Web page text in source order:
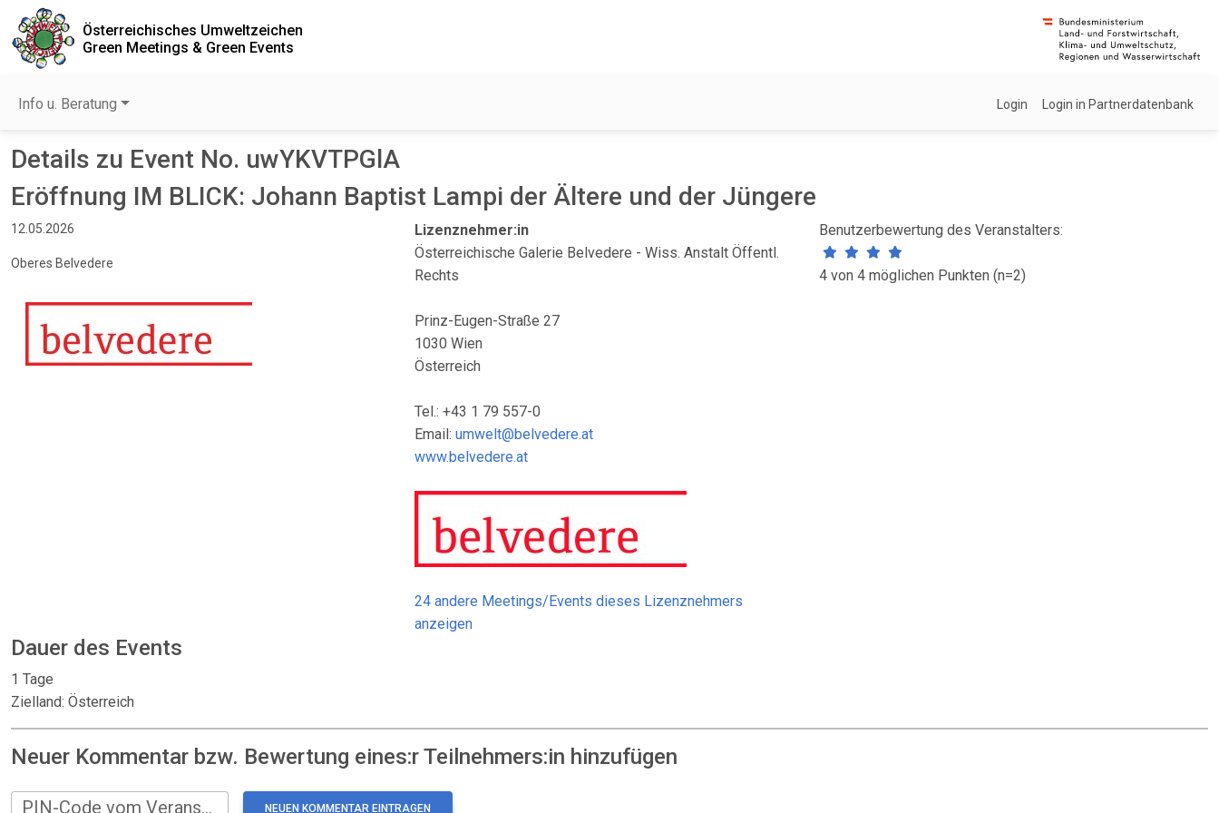
Österreichisches Umweltzeichen
Green Meetings & Green Events
Info u. Beratung Login Login in Partnerdatenbank
Details zu Event No. uwYKVTPGlA
Eröffnung IM BLICK: Johann Baptist Lampi der Ältere und der Jüngere
12.05.2026
Oberes Belvedere
Lizenznehmer:in
Österreichische Galerie Belvedere - Wiss. Anstalt Öffentl.
Rechts
Prinz-Eugen-Straße 27
1030 Wien
Österreich
Tel.: +43 1 79 557-0
Email:umwelt@belvedere.at
www.belvedere.at
24 andere Meetings/Events dieses Lizenznehmers
anzeigen
Benutzerbewertung des Veranstalters:
4 von 4 möglichen Punkten (n=2)
Dauer des Events
1 Tage
Zielland: Österreich
Neuer Kommentar bzw. Bewertung eines:r Teilnehmers:in hinzufügen
PIN-Code vom Veranstalter